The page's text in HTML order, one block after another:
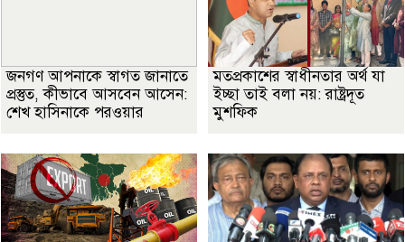
জনগণ আপনাকে স্বাগত জানাতে
প্রস্তুত, কীভাবে আসবেন আসেন:
শেখ হাসিনাকে পরওয়ার
মতপ্রকাশের স্বাধীনতার অর্থ যা
ইচ্ছা তাই বলা নয়: রাষ্ট্রদূত
মুশফিক